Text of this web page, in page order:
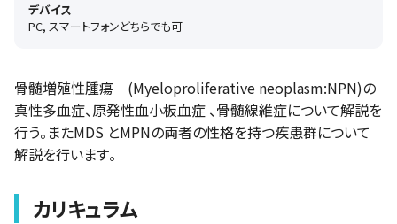
デバイス
PC, スマートフォンどちらでも可
骨髄増殖性腫瘍 (Myeloproliferative neoplasm:NPN)の
真性多血症、原発性血小板血症 、骨髄線維症について解説を
行う。またMDS とMPNの両者の性格を持つ疾患群について
解説を行います。
カリキュラム